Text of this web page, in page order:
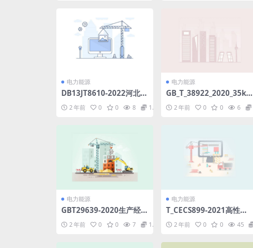
电力能源
DB13JT8610-2022河北省
建设工程消耗量标准及计
算规则建筑工程.pdf
2 年前 0 0 8 1.98
电力能源
GB_T_38922_2020_35kV
及以下标准化继电保护装
置通用技术要求.pdf
2 年前 0 0 6
电力能源
GBT29639-2020生产经
预案编制导则.pdf
2 年前 0 0 7 1.98
电力能源
T_CECS899-2021高性能
则.pdf
2 年前 0 0 45